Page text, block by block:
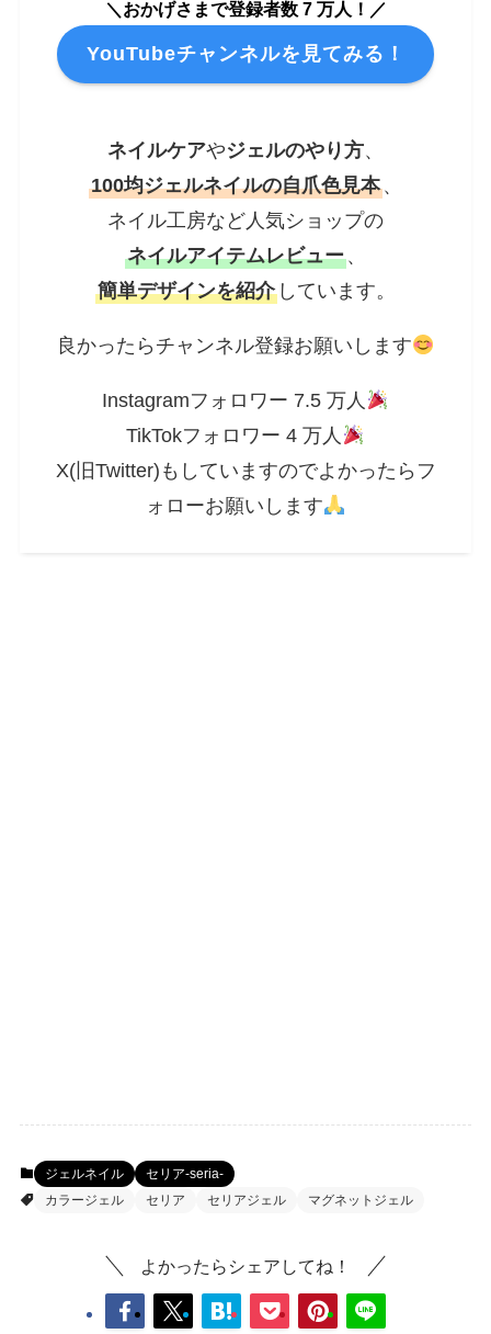
＼おかげさまで登録者数 7 万人！／
YouTubeチャンネルを見てみる！
ネイルケアやジェルのやり方、
100均ジェルネイルの自爪色見本 、
ネイル工房など人気ショップの
ネイルアイテムレビュー 、
簡単デザインを紹介 しています。
良かったらチャンネル登録お願いします
Instagramフォロワー 7.5 万人
TikTokフォロワー 4 万人
X(旧Twitter)もしていますのでよかったらフ
ォローお願いします
ジェルネイル
セリア-seria-
カラージェル
セリア セリアジェル マグネットジェル
よかったらシェアしてね！